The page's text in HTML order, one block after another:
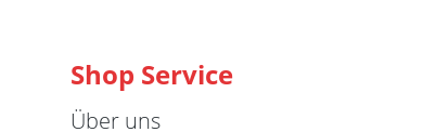
Shop Service
Über uns